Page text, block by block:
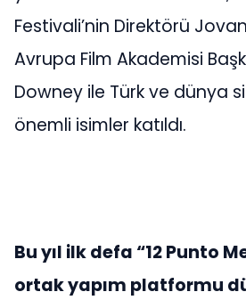
Festivali’nin Direktörü
Avrupa Film Akademisi
Downey ile Türk ve dünya
önemli isimler katıldı.
Bu yıl ilk defa “12 Punto
ortak yapım platformu